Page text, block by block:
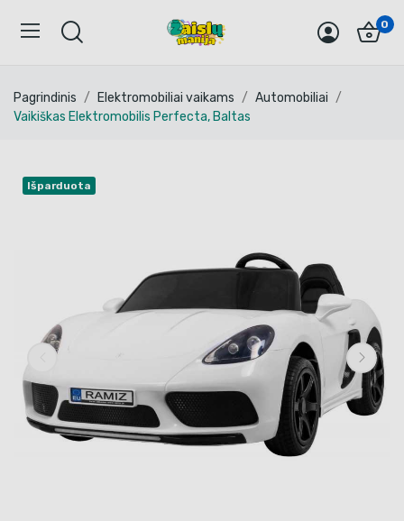
0
Pagrindinis Elektromobiliai vaikams
Automobiliai
Vaikiškas Elektromobilis Perfecta, Baltas
Išparduota